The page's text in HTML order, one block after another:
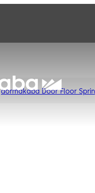
dormakaba Door Floor